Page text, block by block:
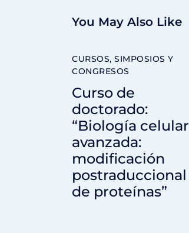
You May Also Like
CURSOS, SIMPOSIOS Y
CONGRESOS
Curso de
doctorado:
“Biología celular
avanzada:
modificación
postraduccional
de proteínas”